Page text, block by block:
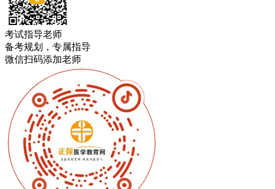
考试指导老师
备考规划，专属指导
微信扫码添加老师